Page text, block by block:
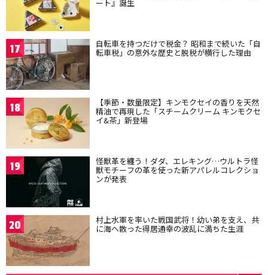
ート』誕生
17 自転車を持つだけで税金？ 昭和まで続いた「自
転車税」の意外な歴史と脱税が横行した理由
18 【季節・数量限定】キンモクセイの香りを天然
精油で再現した「スチームクリーム キンモクセ
イ&茶」新登場
19 怪獣革を纏う！ダダ、エレキング…ウルトラ怪
獣モチーフの革を使った新アパレルコレクショ
ンが発表
20 村上水軍を率いた戦国武将！幼い弟を支え、共
に海へ散った得居通幸の波乱に満ちた生涯